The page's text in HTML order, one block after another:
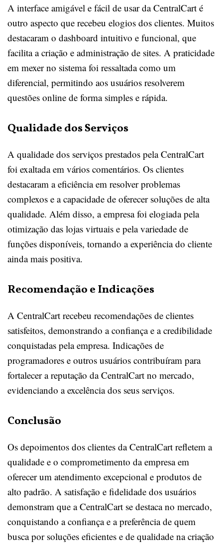
A interface amigável e fácil de usar da CentralCart é
outro aspecto que recebeu elogios dos clientes. Muitos
destacaram o dashboard intuitivo e funcional, que
facilita a criação e administração de sites. A praticidade
em mexer no sistema foi ressaltada como um
diferencial, permitindo aos usuários resolverem
questões online de forma simples e rápida.
Qualidade dos Serviços
A qualidade dos serviços prestados pela CentralCart
foi exaltada em vários comentários. Os clientes
destacaram a eficiência em resolver problemas
complexos e a capacidade de oferecer soluções de alta
qualidade. Além disso, a empresa foi elogiada pela
otimização das lojas virtuais e pela variedade de
funções disponíveis, tornando a experiência do cliente
ainda mais positiva.
Recomendação e Indicações
A CentralCart recebeu recomendações de clientes
satisfeitos, demonstrando a confiança e a credibilidade
conquistadas pela empresa. Indicações de
programadores e outros usuários contribuíram para
fortalecer a reputação da CentralCart no mercado,
evidenciando a excelência dos seus serviços.
Conclusão
Os depoimentos dos clientes da CentralCart refletem a
qualidade e o comprometimento da empresa em
oferecer um atendimento excepcional e produtos de
alto padrão. A satisfação e fidelidade dos usuários
demonstram que a CentralCart se destaca no mercado,
conquistando a confiança e a preferência de quem
busca por soluções eficientes e de qualidade na criação